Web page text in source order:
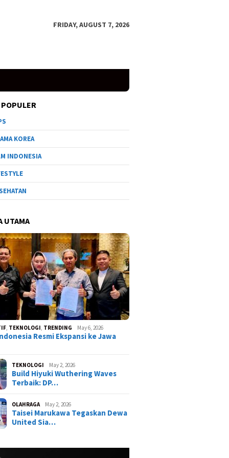
FRIDAY, AUGUST 7, 2026
Paling OP?
KOREA
INDONESIA
UTAMA
TEKNOLOGI TRENDING May 6, 2026
Resmi Ekspansi ke Jawa
TEKNOLOGI May 2, 2026
Build Hiyuki Wuthering Waves
Terbaik: DP…
OLAHRAGA May 2, 2026
Taisei Marukawa Tegaskan Dewa
United Sia…